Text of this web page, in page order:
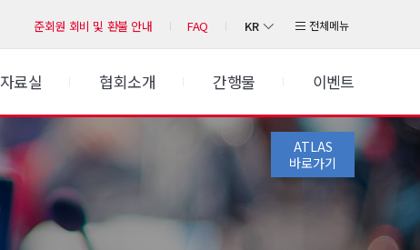
준회원 회비 및 환불 안내 FAQ KR 전체메뉴
자료실 협회소개 간행물 이벤트
ATLAS
바로가기